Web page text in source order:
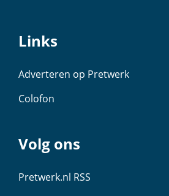
Links
Adverteren op Pretwerk
Colofon
Volg ons
Pretwerk.nl RSS